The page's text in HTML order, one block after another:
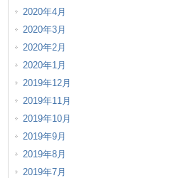
2020年4月
2020年3月
2020年2月
2020年1月
2019年12月
2019年11月
2019年10月
2019年9月
2019年8月
2019年7月